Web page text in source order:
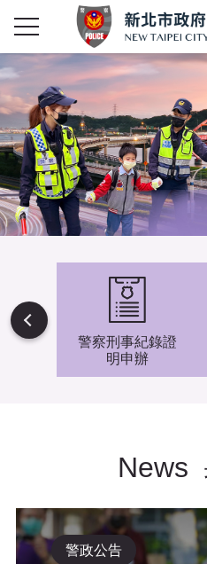
難專
警察刑事紀錄證
明申辦
News
警政公告